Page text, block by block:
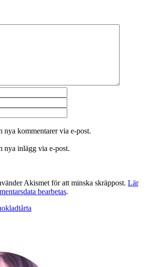
nya kommentarer via e-post.
nya inlägg via e-post.
Akismet för att minska skräppost. Lär
bearbetas.